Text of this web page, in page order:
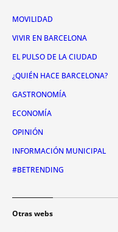
MOVILIDAD
VIVIR EN BARCELONA
EL PULSO DE LA CIUDAD
¿QUIÉN HACE BARCELONA?
GASTRONOMÍA
ECONOMÍA
OPINIÓN
INFORMACIÓN MUNICIPAL
#BETRENDING
Otras webs